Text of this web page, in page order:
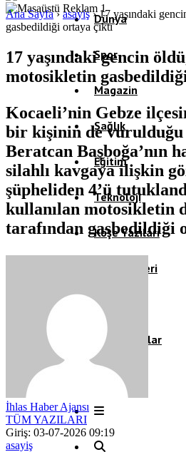
Dünya
Spor
Magazin
Sağlık
Eğitim
Teknoloji
Köşe Yazıları
Video Galeri
Röportaj
Resmi İlanlar
Ana Sayfa› asayiş›17 yaşındaki
gasbedildiği ortaya çıktı
17 yaşındaki gencin
motosikletin
Kocaeli’nin Gebze
bir kişinin de vurulduğu
Beratcan Başboğa’nın
silahlı kavgaya ilişkin
şüpheliden 4’ü
kullanılan motosikletin
tarafından gasbedildiği
İhlas Haber Ajansı
TÜM YAZILARI
Giriş: 03-07-2026 09:19
asayiş